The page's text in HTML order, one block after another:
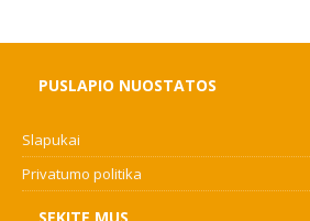
PUSLAPIO NUOSTATOS
Slapukai
Privatumo politika